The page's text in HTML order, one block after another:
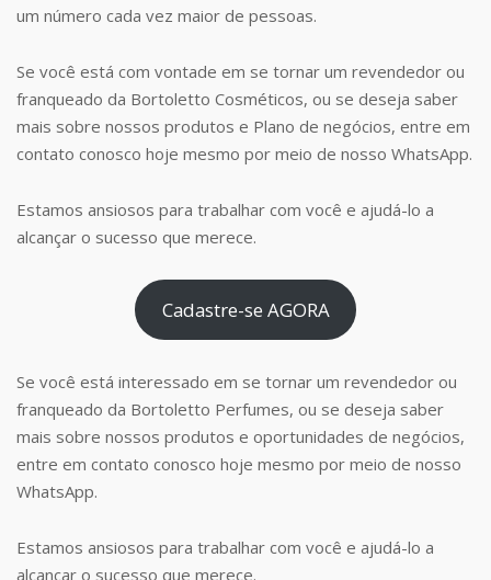
um número cada vez maior de pessoas.
Se você está com vontade em se tornar um revendedor ou
franqueado da Bortoletto Cosméticos, ou se deseja saber
mais sobre nossos produtos e Plano de negócios, entre em
contato conosco hoje mesmo por meio de nosso WhatsApp.
Estamos ansiosos para trabalhar com você e ajudá-lo a
alcançar o sucesso que merece.
Cadastre-se AGORA
Se você está interessado em se tornar um revendedor ou
franqueado da Bortoletto Perfumes, ou se deseja saber
mais sobre nossos produtos e oportunidades de negócios,
entre em contato conosco hoje mesmo por meio de nosso
WhatsApp.
Estamos ansiosos para trabalhar com você e ajudá-lo a
alcançar o sucesso que merece.